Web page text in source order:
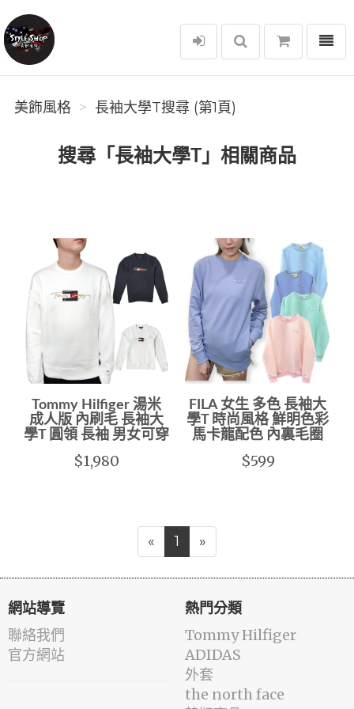
美飾風格
選單
美飾風格 長袖大學T搜尋 (第1頁)
搜尋「長袖大學T」相關商品
Tommy Hilfiger 湯米
成人版 內刷毛 長袖大
學T 圓領 長袖 男女可穿
$1,980
FILA 女生 多色 長袖大
學T 時尚風格 鮮明色彩
馬卡龍配色 內裏毛圈
$599
« 1 »
網站導覽
聯絡我們
官方網站
熱門分類
Tommy Hilfiger
ADIDAS
外套
the north face